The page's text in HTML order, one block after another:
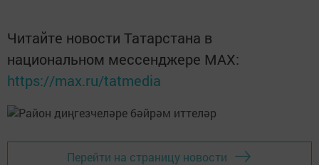
Читайте новости Татарстана в
национальном мессенджере MАХ:
https://max.ru/tatmedia
Перейти на страницу новости